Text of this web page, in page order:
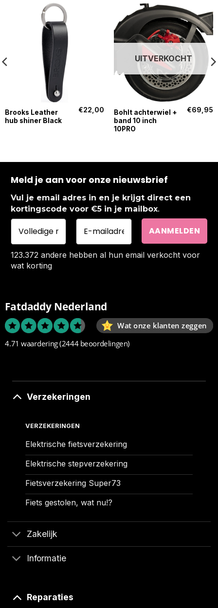
Brooks Leather
hub shiner Black
€22,00
UITVERKOCHT
Bohlt achterwiel +
band 10 inch
10PRO
€69,95
Meld je aan voor onze nieuwsbrief
Vul je email adres in en je krijgt direct een
kortingscode voor €5 in je mailbox.
123.372 andere hebben al hun email verkocht voor
wat korting
Fatdaddy Nederland
Wat onze klanten zeggen
4.71 waardering(2444 beoordelingen)
Verzekeringen
VERZEKERINGEN
Elektrische fietsverzekering
Elektrische stepverzekering
Fietsverzekering Super73
Fiets gestolen, wat nu!?
Zakelijk
Informatie
Reparaties